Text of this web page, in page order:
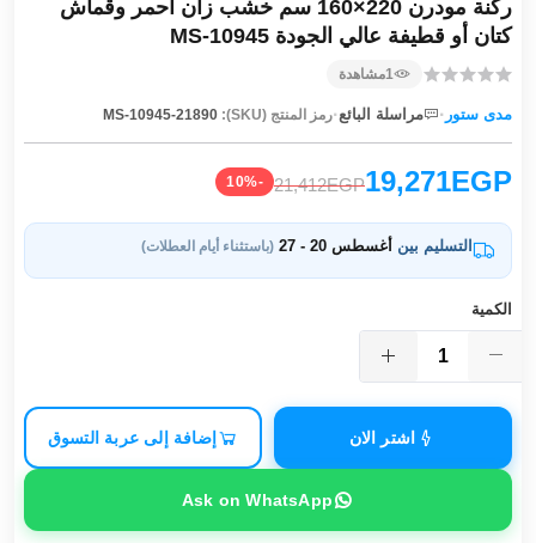
ركنة مودرن 220×160 سم خشب زان أحمر وقماش
كتان أو قطيفة عالي الجودة MS-10945
1مشاهدة
مدى ستور · مراسلة البائع·رمز المنتج (SKU): MS-10945-21890
19,271EGP
21,412EGP
-10%
التسليم بين أغسطس 20 - 27 (باستثناء أيام العطلات)
الكمية
اشتر الان إضافة إلى عربة التسوق
Ask on WhatsApp